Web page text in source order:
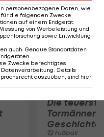
Die
Tormänner
Geschichte
Fußball
personenbezogene Daten, wie
die folgenden Zwecke:
auf einem Endgerät;
von Werbeleistung und
sowie Entwicklung
auch: Genaue Standortdaten
.
Zwecke berechtigtes
Details
auszuüben, sind hier